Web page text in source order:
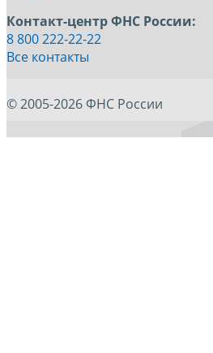
Контакт-центр ФНС России:
8 800 222-22-22
Все контакты
© 2005-2026 ФНС России